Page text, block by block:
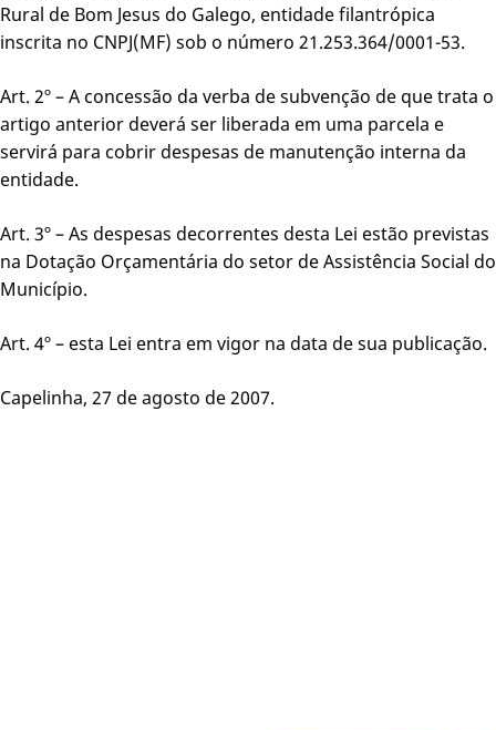
Rural de Bom Jesus do Galego, entidade filantrópica
inscrita no CNPJ(MF) sob o número 21.253.364/0001-53.
Art. 2º – A concessão da verba de subvenção de que trata o
artigo anterior deverá ser liberada em uma parcela e
servirá para cobrir despesas de manutenção interna da
entidade.
Art. 3º – As despesas decorrentes desta Lei estão previstas
na Dotação Orçamentária do setor de Assistência Social do
Município.
Art. 4º – esta Lei entra em vigor na data de sua publicação.
Capelinha, 27 de agosto de 2007.